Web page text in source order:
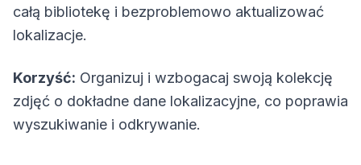
całą bibliotekę i bezproblemowo aktualizować
lokalizacje.
Korzyść: Organizuj i wzbogacaj swoją kolekcję
zdjęć o dokładne dane lokalizacyjne, co poprawia
wyszukiwanie i odkrywanie.